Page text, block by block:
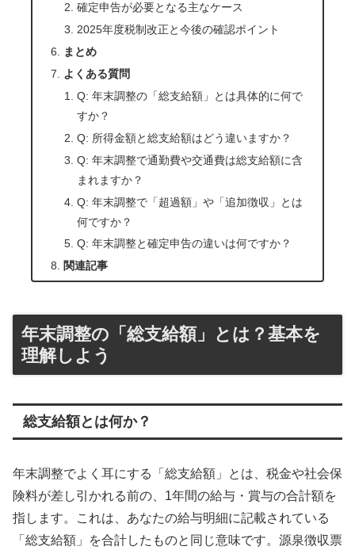
確定申告が必要となる主なケース
2025年度税制改正と今後の確認ポイント
まとめ
よくある質問
Q: 年末調整の「総支給額」とは具体的に何で
すか？
Q: 所得金額と総支給額はどう違いますか？
Q: 年末調整で通勤費や交通費は総支給額に含
まれますか？
Q: 年末調整で「超過額」や「追加徴収」とは
何ですか？
Q: 年末調整と確定申告の違いは何ですか？
関連記事
年末調整の「総支給額」とは？基本を
理解しよう
総支給額とは何か？
年末調整でよく耳にする「総支給額」とは、税金や社会保
険料が差し引かれる前の、1年間の給与・賞与の合計額を
指します。これは、あなたの給与明細に記載されている
「総支給額」を合計したものと同じ意味です。源泉徴収票